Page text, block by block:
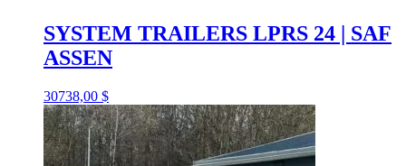
SYSTEM TRAILERS LPRS 24 | SAF
ASSEN
30738,00 $